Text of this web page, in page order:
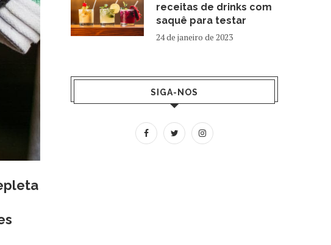
receitas de drinks com
saquê para testar
24 de janeiro de 2023
SIGA-NOS